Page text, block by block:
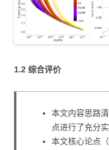
1.2 综合评价
本文内容思路
点进行了充分
本文核心论点